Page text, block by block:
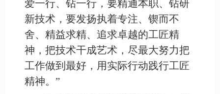
爱一行、钻一行，要精通本职、钻研
新技术，要发扬执着专注、锲而不
舍、精益求精、追求卓越的工匠精
神，把技术干成艺术，尽最大努力把
工作做到最好，用实际行动践行工匠
精神。”